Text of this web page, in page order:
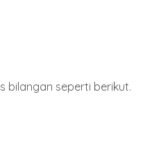
bilangan seperti berikut.